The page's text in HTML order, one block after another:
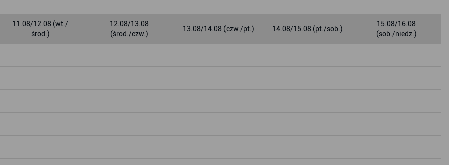
11.08/12.08 (wt./
środ.)
12.08/13.08
(środ./czw.)
13.08/14.08 (czw./pt.) 14.08/15.08 (pt./sob.)
15.08/16.08
(sob./niedz.)